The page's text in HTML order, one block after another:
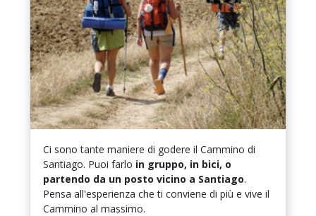
Ci sono tante maniere di godere il Cammino di
Santiago. Puoi farlo in gruppo, in bici, o
partendo da un posto vicino a Santiago.
Pensa all'esperienza che ti conviene di più e vive il
Cammino al massimo.